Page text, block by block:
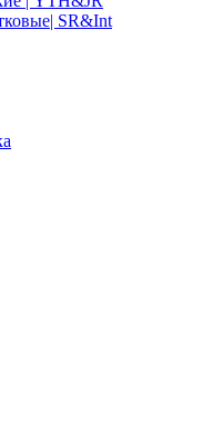
SR&Int